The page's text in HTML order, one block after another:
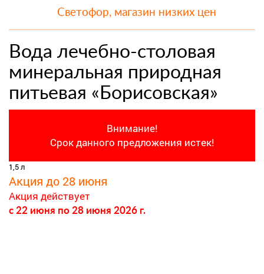
Светофор, магазин низких цен
Вода лечебно-столовая
минеральная природная
питьевая «Борисовская»
Внимание!
Срок данного предложения истек!
1,5 л
Акция до 28 июня
Акция действует
c 22 июня по 28 июня 2026 г.